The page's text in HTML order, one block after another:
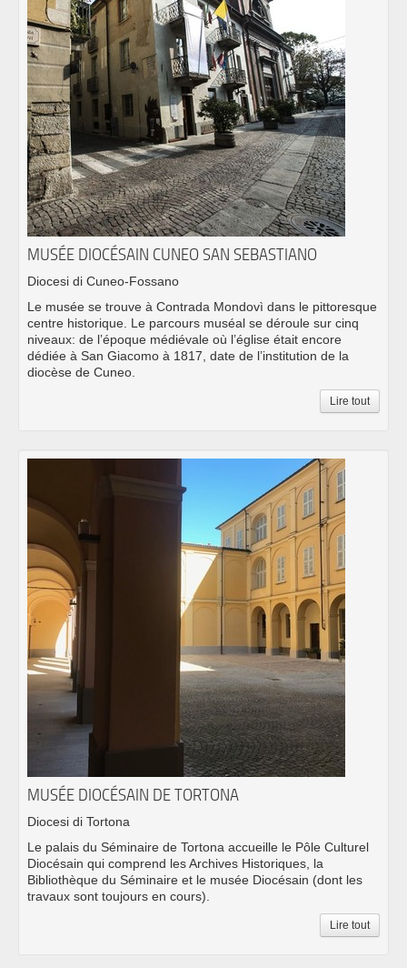
MUSÉE DIOCÉSAIN CUNEO SAN SEBASTIANO
Diocesi di Cuneo-Fossano
Le musée se trouve à Contrada Mondovì dans le pittoresque
centre historique. Le parcours muséal se déroule sur cinq
niveaux: de l’époque médiévale où l’église était encore
dédiée à San Giacomo à 1817, date de l’institution de la
diocèse de Cuneo.
Lire tout
MUSÉE DIOCÉSAIN DE TORTONA
Diocesi di Tortona
Le palais du Séminaire de Tortona accueille le Pôle Culturel
Diocésain qui comprend les Archives Historiques, la
Bibliothèque du Séminaire et le musée Diocésain (dont les
travaux sont toujours en cours).
Lire tout